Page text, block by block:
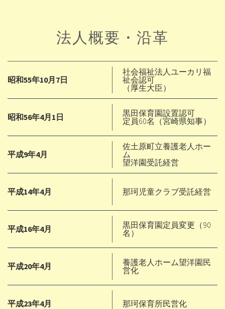
法人概要・沿革
昭和55年10月7日
社会福祉法人ユーカリ福
祉会認可
（厚生大臣）
昭和56年4月1日
黒田保育園設置認可
定員60名（宮崎県知事）
平成9年4月
佐土原町立養護老人ホー
ム
望洋園受託経営
平成14年4月 那珂児童クラブ受託経営
平成16年4月
黒田保育園定員変更（90
名）
平成20年4月
養護老人ホーム望洋園民
営化
平成23年4月 那珂保育所民営化